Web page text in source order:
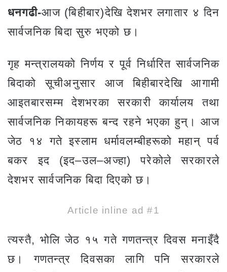
धनगढी-आज (बिहीबार)देखि देशभर लगातार ४ दिन
सार्वजनिक बिदा सुरु भएको छ।
गृह मन्त्रालयको निर्णय र पूर्व निर्धारित सार्वजनिक
बिदाको सूचीअनुसार आज बिहीबारदेखि आगामी
आइतबारसम्म देशभरका सरकारी कार्यालय तथा
सार्वजनिक निकायहरू बन्द रहने भएका हुन्। आज
जेठ १४ गते इस्लाम धर्मावलम्बीहरूको महान् पर्व
बकर इद (इद–उल–अज्हा) परेकोले सरकारले
देशभर सार्वजनिक बिदा दिएको छ।
Article inline ad #1
त्यस्तै, भोलि जेठ १५ गते गणतन्त्र दिवस मनाइँदै
छ। गणतन्त्र दिवसका लागि पनि सरकारले